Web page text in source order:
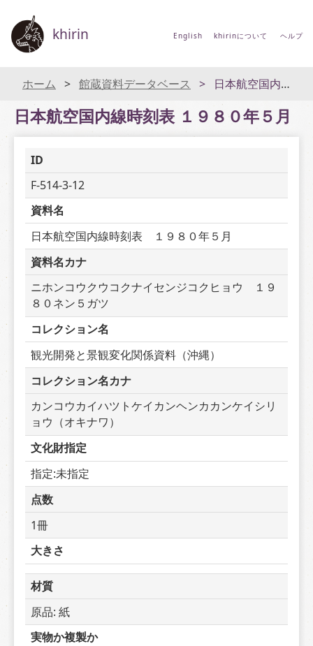
khirin English khirinについて ヘルプ
ホーム 館蔵資料データベース 日本航空国内線時刻表 １９８０年５月
日本航空国内線時刻表 １９８０年５月
ID
F-514-3-12
資料名
日本航空国内線時刻表　１９８０年５月
資料名カナ
ニホンコウクウコクナイセンジコクヒョウ　１９
８０ネン５ガツ
コレクション名
観光開発と景観変化関係資料（沖縄）
コレクション名カナ
カンコウカイハツトケイカンヘンカカンケイシリ
ョウ（オキナワ）
文化財指定
指定:未指定
点数
1冊
大きさ
材質
原品: 紙
実物か複製か